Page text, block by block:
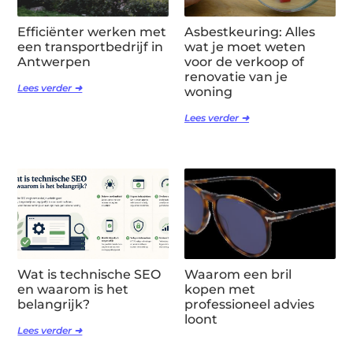
Efficiënter werken met
een transportbedrijf in
Antwerpen
Lees verder ➜
Asbestkeuring: Alles
wat je moet weten
voor de verkoop of
renovatie van je
woning
Lees verder ➜
Wat is technische SEO
en waarom is het
belangrijk?
Lees verder ➜
Waarom een bril
kopen met
professioneel advies
loont